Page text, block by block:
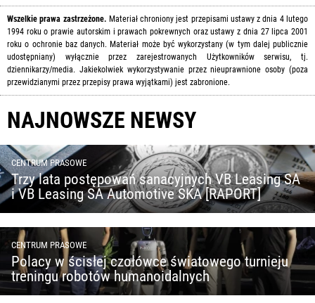
Wszelkie prawa zastrzeżone. Materiał chroniony jest przepisami ustawy z dnia 4 lutego
1994 roku o prawie autorskim i prawach pokrewnych oraz ustawy z dnia 27 lipca 2001
roku o ochronie baz danych. Materiał może być wykorzystany (w tym dalej publicznie
udostępniany) wyłącznie przez zarejestrowanych Użytkowników serwisu, tj.
dziennikarzy/media. Jakiekolwiek wykorzystywanie przez nieuprawnione osoby (poza
przewidzianymi przez przepisy prawa wyjątkami) jest zabronione.
NAJNOWSZE NEWSY
CENTRUM PRASOWE
Trzy lata postępowań sanacyjnych VB Leasing SA
i VB Leasing SA Automotive SKA [RAPORT]
CENTRUM PRASOWE
Polacy w ścisłej czołówce światowego turnieju
treningu robotów humanoidalnych